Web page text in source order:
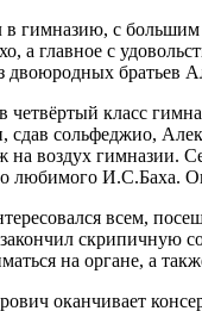
гимназию, с большим
а главное с
двоюродных братьев
четвёртый класс
сдав сольфеджио,
на воздух гимназии.
любимого И.С.Баха.
всем,
скрипичную
на органе, а
оканчивает